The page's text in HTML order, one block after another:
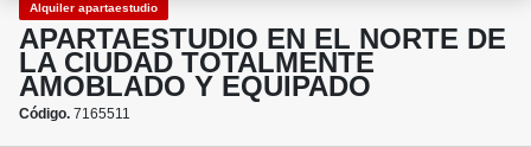
Alquiler apartaestudio
APARTAESTUDIO EN EL NORTE DE
LA CIUDAD TOTALMENTE
AMOBLADO Y EQUIPADO
Código. 7165511